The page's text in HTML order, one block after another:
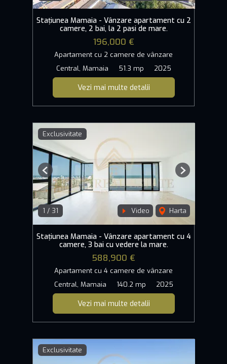
Stațiunea Mamaia - Vânzare apartament cu 2
camere, 2 bai, la 2 pasi de mare.
196,000 €
Apartament cu 2 camere de vânzare
Central, Mamaia
51.3 mp 2025
Vezi mai multe detalii
Exclusivitate
1 / 31 Video Harta
Previous Next
Stațiunea Mamaia - Vânzare apartament cu 4
camere, 3 bai cu vedere la mare.
588,900 €
Apartament cu 4 camere de vânzare
Central, Mamaia
140.2 mp 2025
Vezi mai multe detalii
Exclusivitate